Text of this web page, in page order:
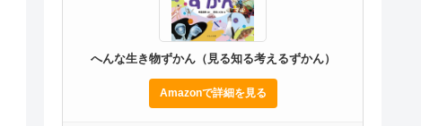
へんな生き物ずかん（見る知る考えるずかん）
Amazonで詳細を見る